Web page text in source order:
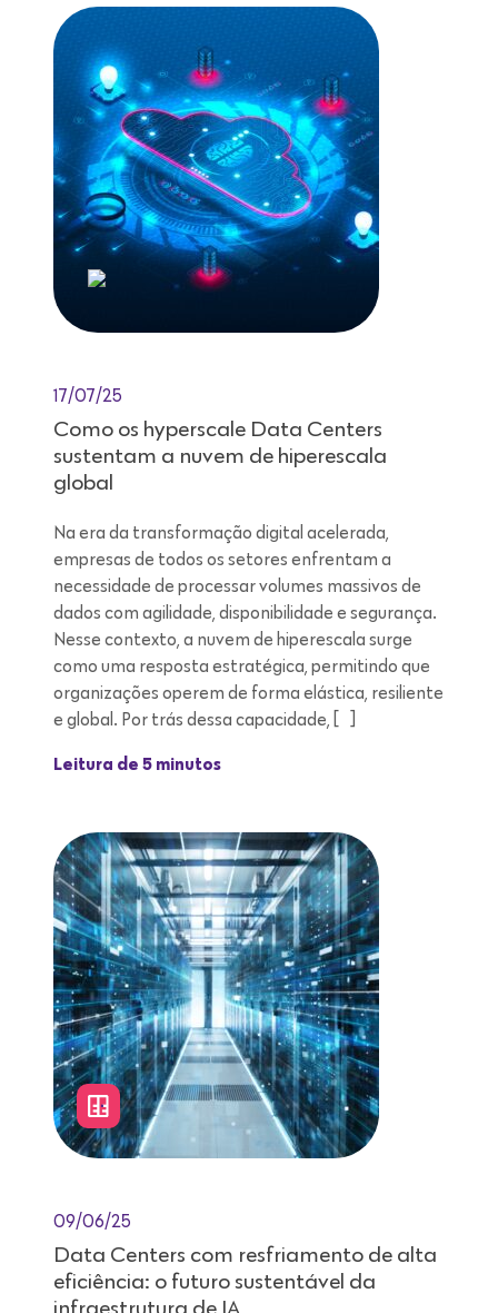
17/07/25
Como os hyperscale Data Centers
sustentam a nuvem de hiperescala
global
Na era da transformação digital acelerada,
empresas de todos os setores enfrentam a
necessidade de processar volumes massivos de
dados com agilidade, disponibilidade e segurança.
Nesse contexto, a nuvem de hiperescala surge
como uma resposta estratégica, permitindo que
organizações operem de forma elástica, resiliente
e global. Por trás dessa capacidade, […]
Leitura de 5 minutos
09/06/25
Data Centers com resfriamento de alta
eficiência: o futuro sustentável da